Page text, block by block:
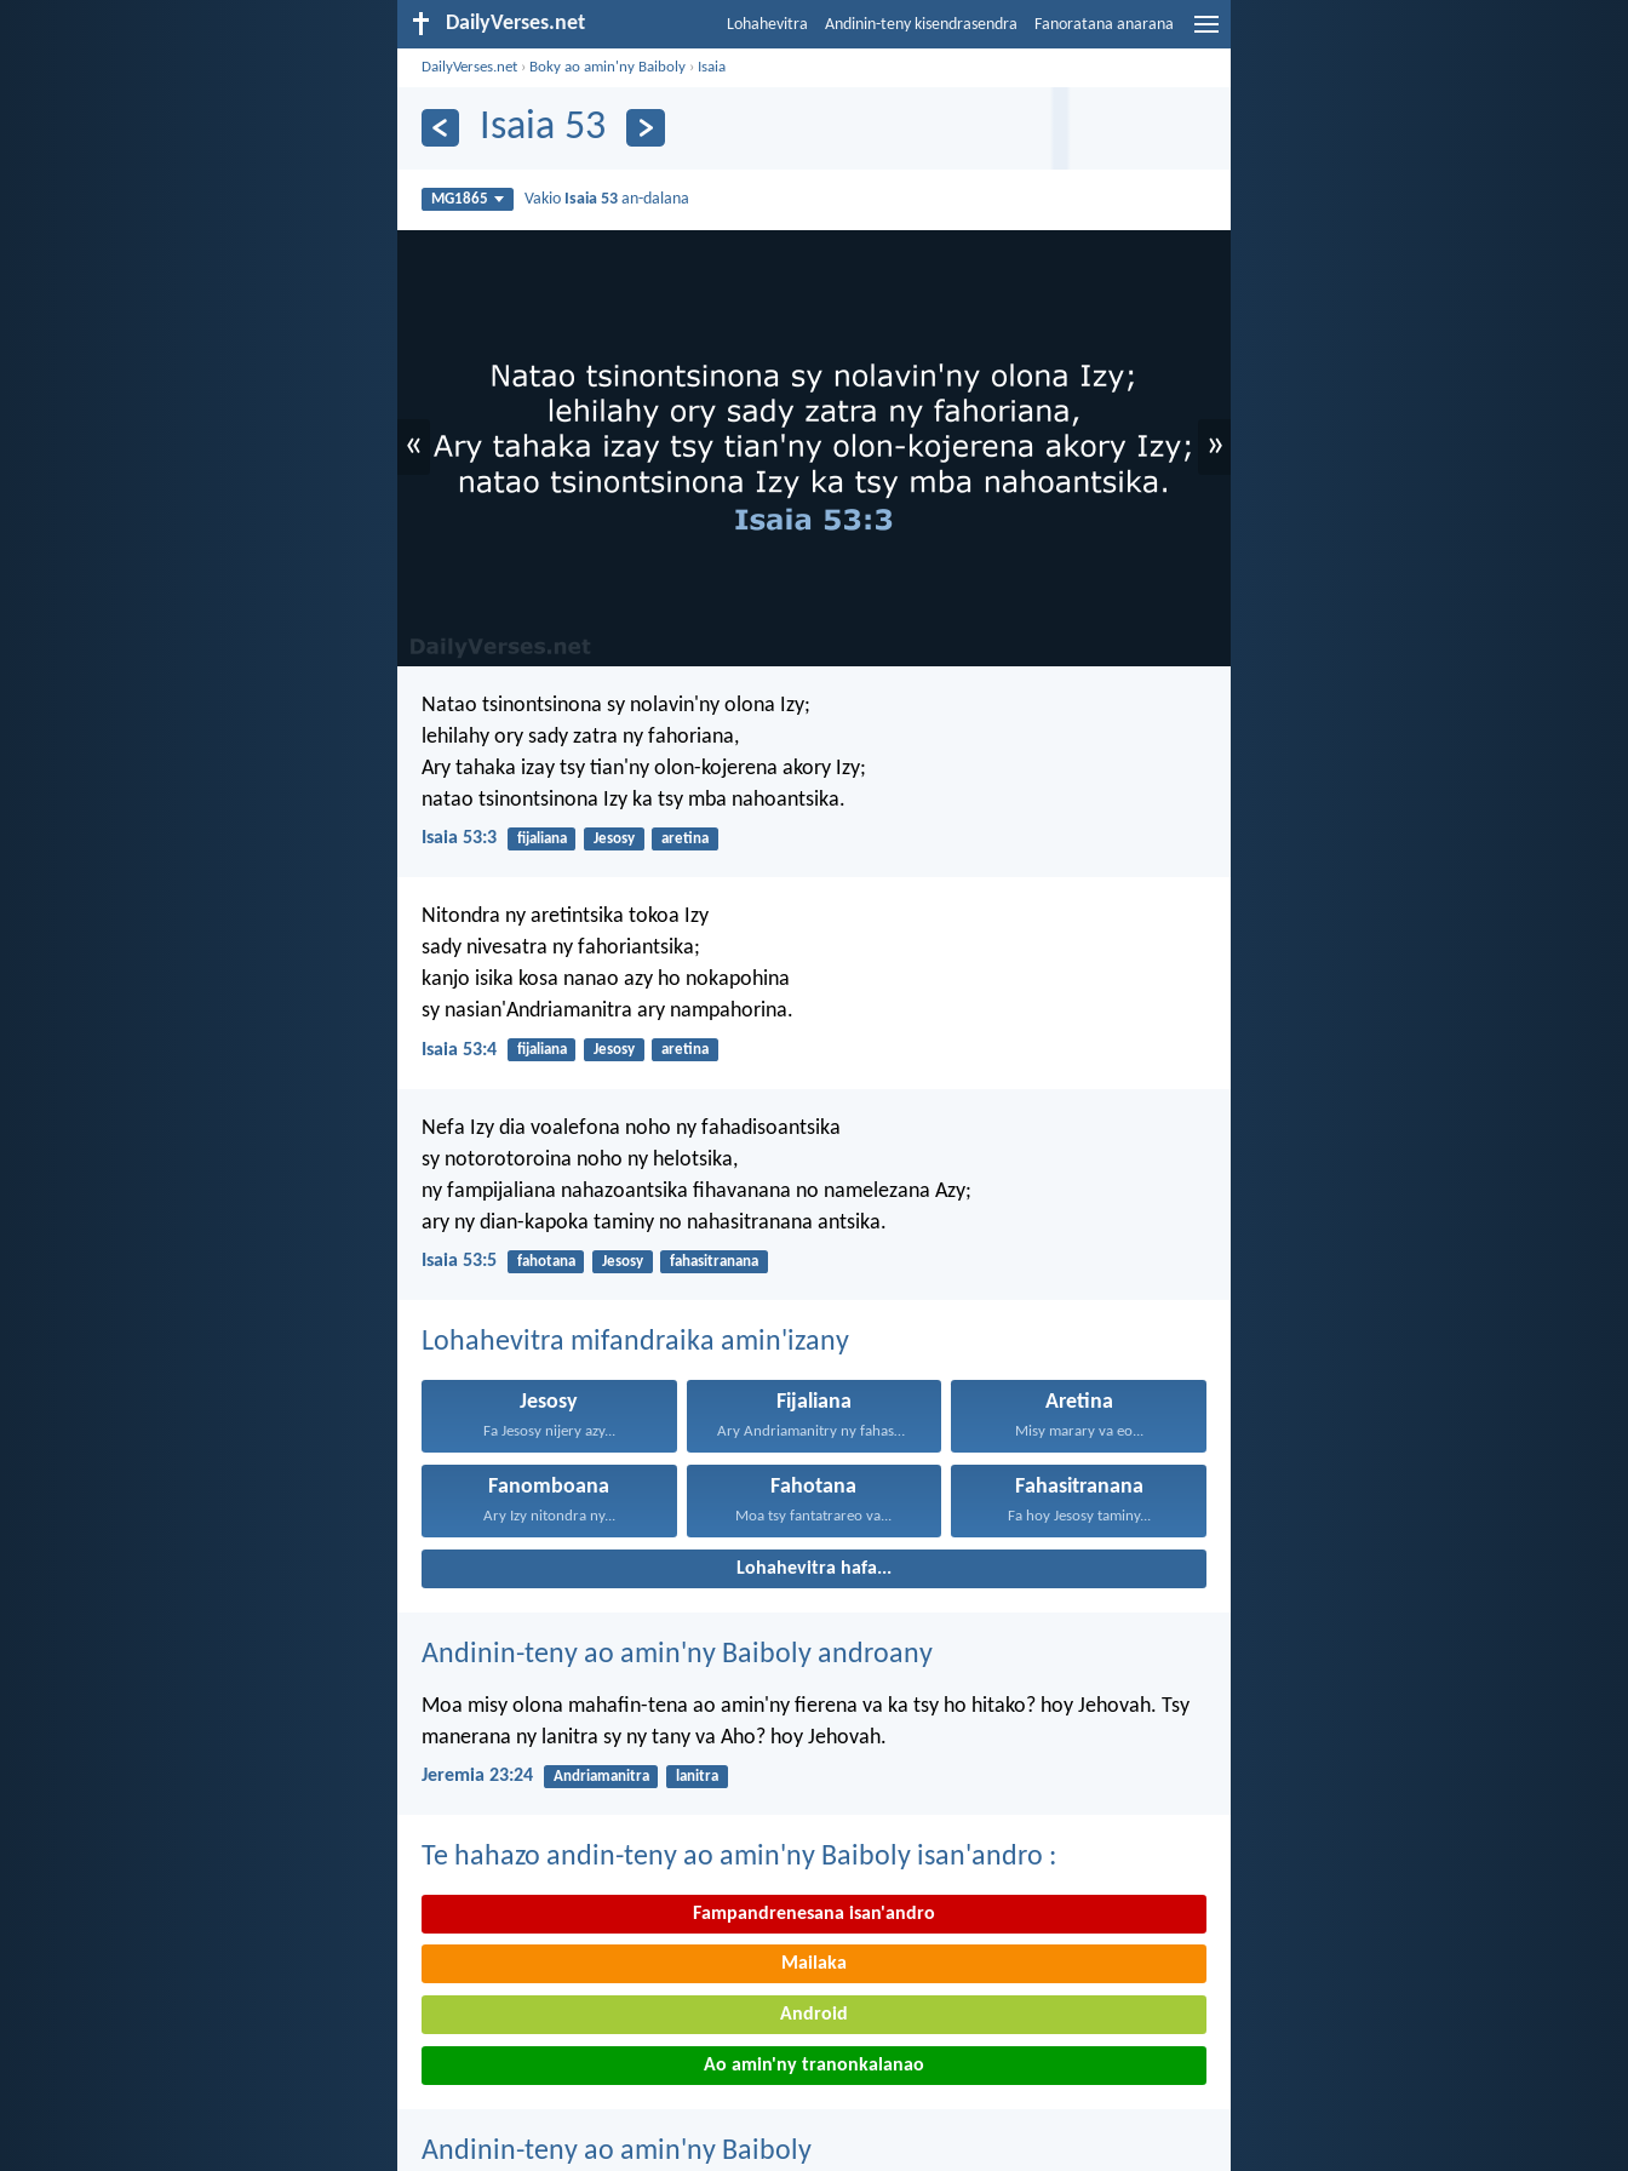
DailyVerses.net Lohahevitra Andinin-teny kisendrasendra Fanoratana anarana
DailyVerses.net › Boky ao amin'ny Baiboly › Isaia
Isaia 53
MG1865 Vakio Isaia 53 an-dalana
« »
Natao tsinontsinona sy nolavin'ny olona Izy;
lehilahy ory sady zatra ny fahoriana,
Ary tahaka izay tsy tian'ny olon-kojerena akory Izy;
natao tsinontsinona Izy ka tsy mba nahoantsika.
Isaia 53:3 fijaliana Jesosy aretina
Nitondra ny aretintsika tokoa Izy
sady nivesatra ny fahoriantsika;
kanjo isika kosa nanao azy ho nokapohina
sy nasian'Andriamanitra ary nampahorina.
Isaia 53:4 fijaliana Jesosy aretina
Nefa Izy dia voalefona noho ny fahadisoantsika
sy notorotoroina noho ny helotsika,
ny fampijaliana nahazoantsika fihavanana no namelezana Azy;
ary ny dian-kapoka taminy no nahasitranana antsika.
Isaia 53:5 fahotana Jesosy fahasitranana
Lohahevitra mifandraika amin'izany
Jesosy
Fa Jesosy nijery azy...
Fijaliana
Ary Andriamanitry ny fahasoavana...
Aretina
Misy marary va eo...
Fanomboana
Ary Izy nitondra ny...
Fahotana
Moa tsy fantatrareo va...
Fahasitranana
Fa hoy Jesosy taminy...
Lohahevitra hafa...
Andinin-teny ao amin'ny Baiboly androany
Moa misy olona mahafin-tena ao amin'ny fierena va ka tsy ho hitako? hoy Jehovah. Tsy
manerana ny lanitra sy ny tany va Aho? hoy Jehovah.
Jeremia 23:24 Andriamanitra lanitra
Te hahazo andin-teny ao amin'ny Baiboly isan'andro :
Fampandrenesana isan'andro
Mailaka
Android
Ao amin'ny tranonkalanao
Andinin-teny ao amin'ny Baiboly